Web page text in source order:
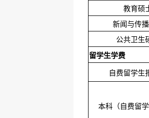
教育硕
新闻与传
公共卫生
留学生学费
自费留学生
本科（自费留